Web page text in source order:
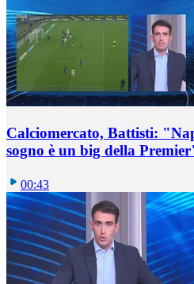
Calciomercato, Battisti:
sogno è un big della
00:43